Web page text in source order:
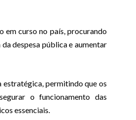
em curso no país, procurando
despesa pública e aumentar
estratégica, permitindo que os
o funcionamento das
essenciais.